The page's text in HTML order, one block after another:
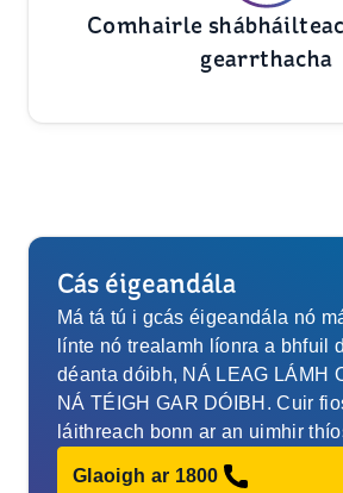
Comhairle
gearrthacha
Cás éigeandála
Má tá tú i gcás éigeandála nó
línte nó trealamh líonra a bhfuil
déanta dóibh, NÁ LEAG LÁMH
NÁ TÉIGH GAR DÓIBH. Cuir
láithreach bonn ar an uimhir
Glaoigh ar 1800